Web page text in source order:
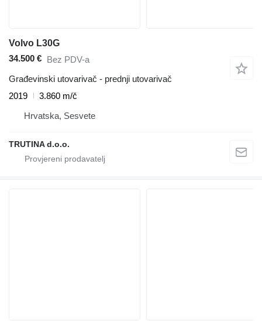
Volvo L30G
34.500 € Bez PDV-a
Građevinski utovarivač - prednji utovarivač
2019
3.860 m/č
Hrvatska, Sesvete
TRUTINA d.o.o.